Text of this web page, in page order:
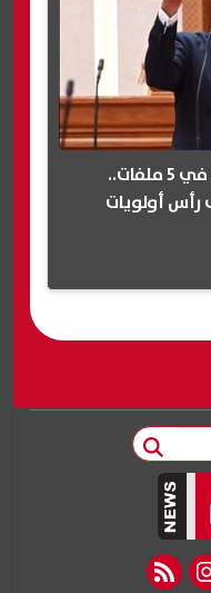
إيهاب منصور: الحكومة فشلت في 5 ملفات..
رأس أولويات
instagram
rss feed